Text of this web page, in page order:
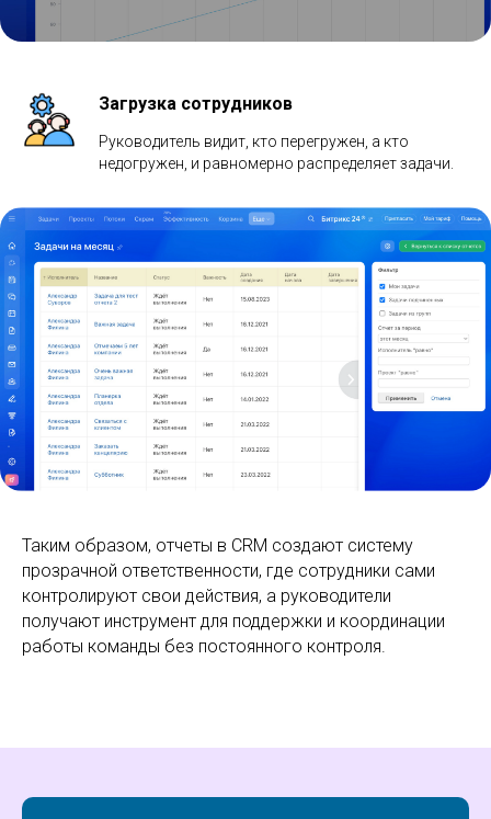
Загрузка сотрудников
Руководитель видит, кто перегружен, а кто
недогружен, и равномерно распределяет задачи.
Таким образом, отчеты в CRM создают систему
прозрачной ответственности, где сотрудники сами
контролируют свои действия, а руководители
получают инструмент для поддержки и координации
работы команды без постоянного контроля.